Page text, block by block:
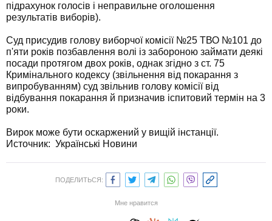
підрахунок голосів і неправильне оголошення
результатів виборів).
Суд присудив голову виборчої комісії №25 ТВО №101 до
п'яти років позбавлення волі із забороною займати деякі
посади протягом двох років, однак згідно з ст. 75
Кримінального кодексу (звільнення від покарання з
випробуванням) суд звільнив голову комісії від
відбування покарання й призначив іспитовий термін на 3
роки.
Вирок може бути оскаржений у вищій інстанції.
Источник: Українські Новини
ПОДЕЛИТЬСЯ:
Мне нравится